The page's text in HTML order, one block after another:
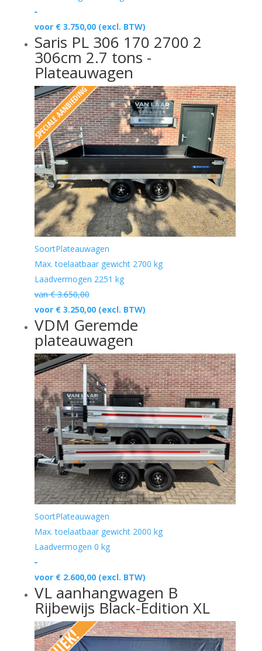
-
voor € 3.750,00 (excl. BTW)
Saris PL 306 170 2700 2
306cm 2.7 tons -
Plateauwagen
SoortPlateauwagen
Max. toelaatbaar gewicht2700 kg
Laadvermogen 2251 kg
van € 3.650,00
voor € 3.250,00 (excl. BTW)
VDM Geremde
plateauwagen
SoortPlateauwagen
Max. toelaatbaar gewicht2000 kg
Laadvermogen 0 kg
-
voor € 2.600,00 (excl. BTW)
VL aanhangwagen B
Rijbewijs Black-Edition XL